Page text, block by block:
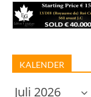
KALENDER